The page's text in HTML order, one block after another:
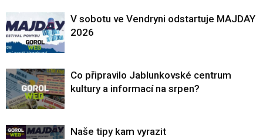
V sobotu ve Vendryni odstartuje MAJDAY
2026
Co připravilo Jablunkovské centrum
kultury a informací na srpen?
Naše tipy kam vyrazit